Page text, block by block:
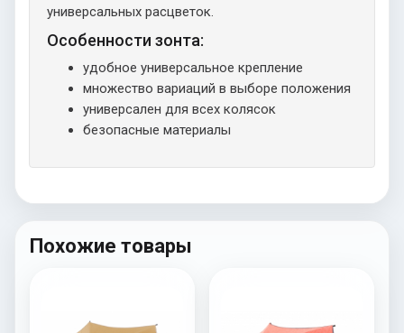
универсальных расцветок.
Особенности зонта:
удобное универсальное крепление
множество вариаций в выборе положения
универсален для всех колясок
безопасные материалы
Похожие товары